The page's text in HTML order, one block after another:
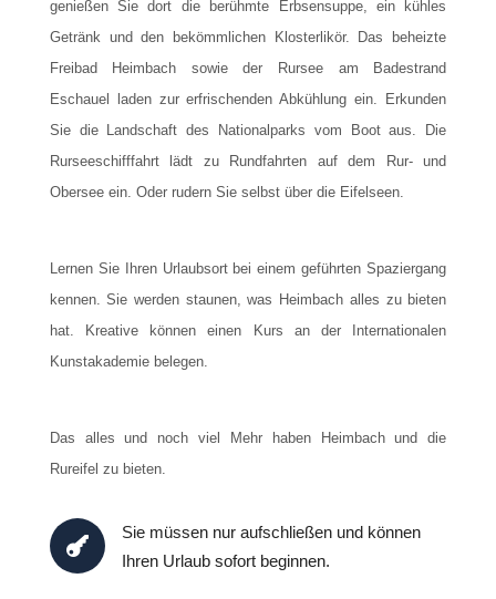
genießen Sie dort die berühmte Erbsensuppe, ein kühles
Getränk und den bekömmlichen Klosterlikör. Das beheizte
Freibad Heimbach sowie der Rursee am Badestrand
Eschauel laden zur erfrischenden Abkühlung ein. Erkunden
Sie die Landschaft des Nationalparks vom Boot aus. Die
Rurseeschifffahrt lädt zu Rundfahrten auf dem Rur- und
Obersee ein. Oder rudern Sie selbst über die Eifelseen.
Lernen Sie Ihren Urlaubsort bei einem geführten Spaziergang
kennen. Sie werden staunen, was Heimbach alles zu bieten
hat. Kreative können einen Kurs an der Internationalen
Kunstakademie belegen.
Das alles und noch viel Mehr haben Heimbach und die
Rureifel zu bieten.

Sie müssen nur aufschließen und können
Ihren Urlaub sofort beginnen.